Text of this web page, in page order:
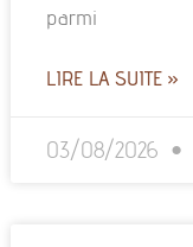
parmi
LIRE LA SUITE »
03/08/2026